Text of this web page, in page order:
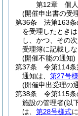
第12章
個
(開催申出書の受
第36条
法第163
を受理したとき
し、かつ、その
受理簿に記載しな
(開催不能の通知)
第37条
令第114条
通知は、 第27号
(開催申出受理の
第38条
令第115
施設の管理者(以
は、 第28号様式